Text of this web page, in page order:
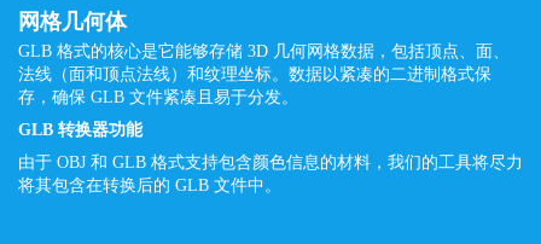
网格几何体
GLB 格式的核心是它能够存储 3D 几何网格数据，包括顶点、面、
法线（面和顶点法线）和纹理坐标。数据以紧凑的二进制格式保
存，确保 GLB 文件紧凑且易于分发。
GLB 转换器功能
由于 OBJ 和 GLB 格式支持包含颜色信息的材料，我们的工具将尽力
将其包含在转换后的 GLB 文件中。